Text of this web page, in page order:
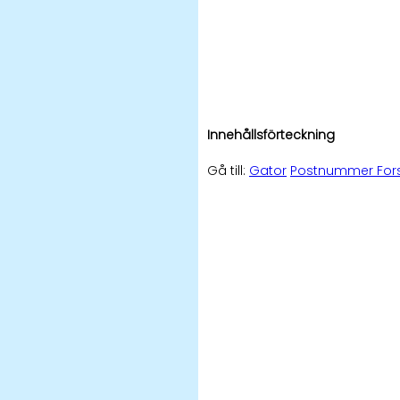
Innehållsförteckning
Gå till: Gator Postnummer